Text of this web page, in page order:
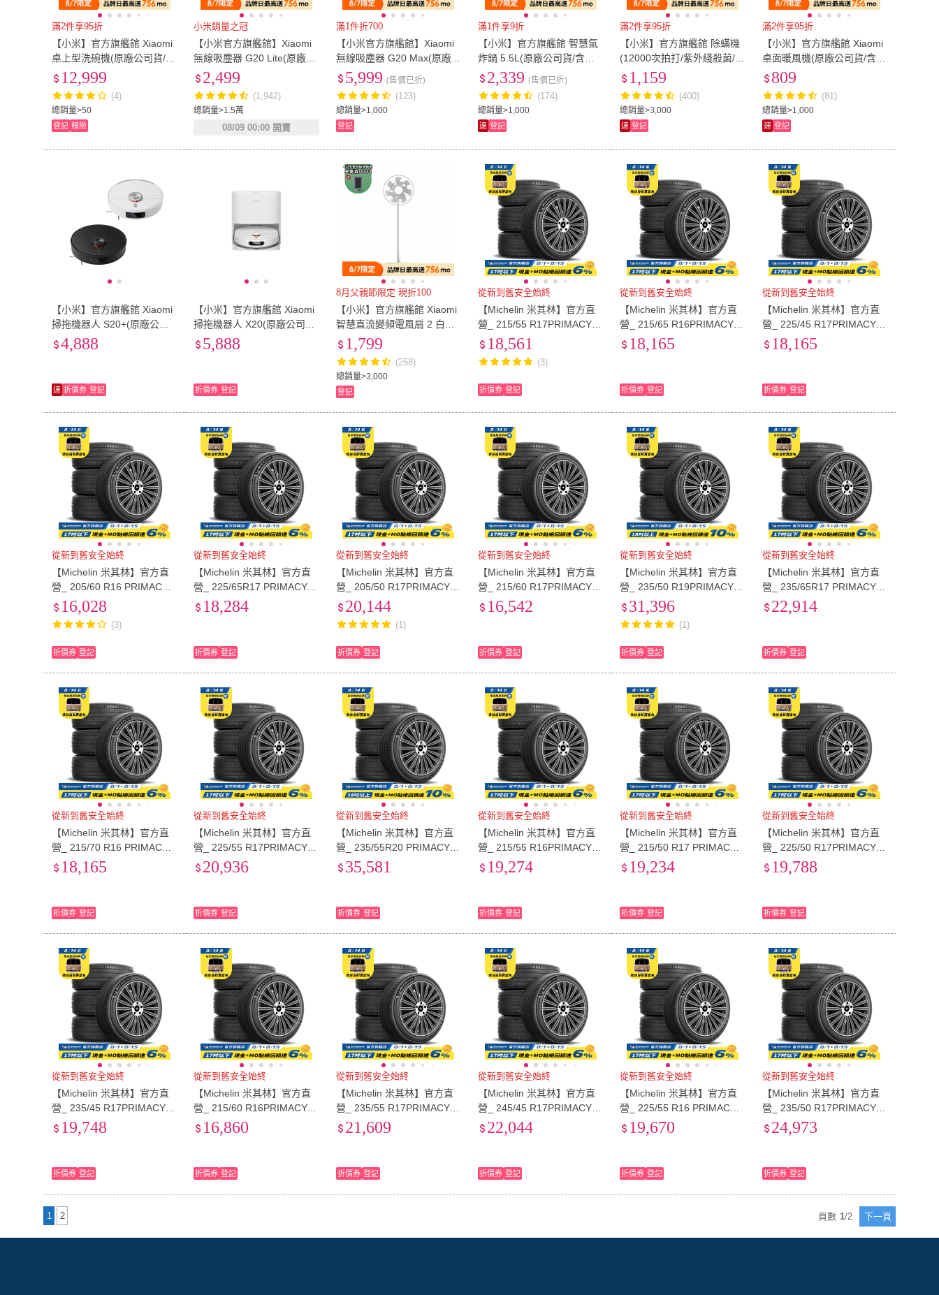
滿2件享95折
【小米】官方旗艦館 Xiaomi
桌上型洗碗機(原廠公司貨/含
二年保固)
總銷量>50
12,999
(4)
登記 贈險
小米銷量之冠
【小米官方旗艦館】Xiaomi
無線吸塵器 G20 Lite(原廠公
司貨/含一年保固)
總銷量>1.5萬
2,499
(1,942)
08/09 00:00 開賣
滿1件折700
【小米官方旗艦館】Xiaomi
無線吸塵器 G20 Max(原廠公
司貨/含一年保固)
總銷量>1,000
5,999 (售價已折)
(123)
登記
滿1件享9折
【小米】官方旗艦館 智慧氣
炸鍋 5.5L(原廠公司貨/含一
年保固/米家APP/線上食譜)
總銷量>1,000
2,339 (售價已折)
(174)
速 登記
滿2件享95折
【小米】官方旗艦館 除蟎機
(12000次拍打/紫外綫殺菌/5
0度熱風/12000Pa超强吸力/
原廠公司貨/含一年保固)
總銷量>3,000
1,159
(400)
速 登記
滿2件享95折
【小米】官方旗艦館 Xiaomi
桌面暖風機(原廠公司貨/含一
年保固/PTC陶瓷瞬熱/雙重熱
總銷量>1,000
809
(81)
速 登記
【小米】官方旗艦館 Xiaomi
掃拖機器人 S20+(原廠公司
貨/含保固/米家APP/掃地機器
人)(白/黑)
4,888
速 折價券 登記
【小米】官方旗艦館 Xiaomi
掃拖機器人 X20(原廠公司貨/
含一年保固/米家APP/掃地機
器人)
5,888
折價券 登記
8月父親節限定 現折100
【小米】官方旗艦館 Xiaomi
智慧直流變頻電風扇 2 白色
(原廠公司貨/含一年保固/米
家APP)
總銷量>3,000
1,799
(258)
登記
從新到舊安全始終
【Michelin 米其林】官方直
營_ 215/55 R17PRIMACY 5
舒適型旗艦輪胎 4入組(含米
其林原廠安裝服務)
18,561
(3)
折價券 登記
從新到舊安全始終
【Michelin 米其林】官方直
營_ 215/65 R16PRIMACY 5
舒適型旗艦輪胎 4入組(含米
其林原廠安裝服務)
18,165
折價券 登記
從新到舊安全始終
【Michelin 米其林】官方直
營_ 225/45 R17PRIMACY 5
舒適型旗艦輪胎 4入組(含米
其林原廠安裝服務)
18,165
折價券 登記
從新到舊安全始終
【Michelin 米其林】官方直
營_ 205/60 R16 PRIMACY 5
舒適型旗艦輪胎 4入組(含米
其林原廠安裝服務)
16,028
(3)
折價券 登記
從新到舊安全始終
【Michelin 米其林】官方直
營_ 225/65R17 PRIMACY 5
舒適型旗艦輪胎 4入組(含米
其林原廠安裝服務)
18,284
折價券 登記
從新到舊安全始終
【Michelin 米其林】官方直
營_ 205/50 R17PRIMACY 5
舒適型旗艦輪胎 4入組(含米
其林原廠安裝服務)
20,144
(1)
折價券 登記
從新到舊安全始終
【Michelin 米其林】官方直
營_ 215/60 R17PRIMACY 5
舒適型旗艦輪胎 4入組(含米
其林原廠安裝服務)
16,542
折價券 登記
從新到舊安全始終
【Michelin 米其林】官方直
營_ 235/50 R19PRIMACY 5
舒適型旗艦輪胎 4入組(含米
其林原廠安裝服務)
31,396
(1)
折價券 登記
從新到舊安全始終
【Michelin 米其林】官方直
營_ 235/65R17 PRIMACY 5
舒適型旗艦輪胎 4入組(含米
其林原廠安裝服務)
22,914
折價券 登記
從新到舊安全始終
【Michelin 米其林】官方直
營_ 215/70 R16 PRIMACY 5
舒適型旗艦輪胎 4入組(含米
其林原廠安裝服務)
18,165
折價券 登記
從新到舊安全始終
【Michelin 米其林】官方直
營_ 225/55 R17PRIMACY 5
舒適型旗艦輪胎 4入組(含米
其林原廠安裝服務)
20,936
折價券 登記
從新到舊安全始終
【Michelin 米其林】官方直
營_ 235/55R20 PRIMACY 5
舒適型旗艦輪胎 4入組(含米
其林原廠安裝服務)
35,581
折價券 登記
從新到舊安全始終
【Michelin 米其林】官方直
營_ 215/55 R16PRIMACY 5
舒適型旗艦輪胎 4入組(含米
其林原廠安裝服務)
19,274
折價券 登記
從新到舊安全始終
【Michelin 米其林】官方直
營_ 215/50 R17 PRIMACY 5
舒適型旗艦輪胎 4入組(含米
其林原廠安裝服務)
19,234
折價券 登記
從新到舊安全始終
【Michelin 米其林】官方直
營_ 225/50 R17PRIMACY 5
舒適型旗艦輪胎 4入組(含米
其林原廠安裝服務)
19,788
折價券 登記
從新到舊安全始終
【Michelin 米其林】官方直
營_ 235/45 R17PRIMACY 5
舒適型旗艦輪胎 4入組(含米
其林原廠安裝服務)
19,748
折價券 登記
從新到舊安全始終
【Michelin 米其林】官方直
營_ 215/60 R16PRIMACY 5
舒適型旗艦輪胎 4入組(含米
其林原廠安裝服務)
16,860
折價券 登記
從新到舊安全始終
【Michelin 米其林】官方直
營_ 235/55 R17PRIMACY 5
舒適型旗艦輪胎 4入組(含米
其林原廠安裝服務)
21,609
折價券 登記
從新到舊安全始終
【Michelin 米其林】官方直
營_ 245/45 R17PRIMACY 5
舒適型旗艦輪胎 4入組(含米
其林原廠安裝服務)
22,044
折價券 登記
從新到舊安全始終
【Michelin 米其林】官方直
營_ 225/55 R16 PRIMACY 5
舒適型旗艦輪胎 4入組(含米
其林原廠安裝服務)
19,670
折價券 登記
從新到舊安全始終
【Michelin 米其林】官方直
營_ 235/50 R17PRIMACY 5
舒適型旗艦輪胎 4入組(含米
其林原廠安裝服務)
24,973
折價券 登記
1 2 頁數 1/2 下一頁